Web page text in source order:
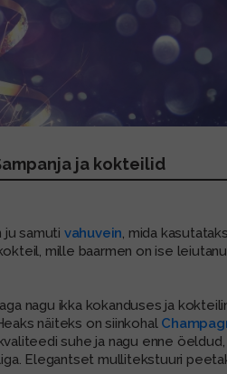
ja kokteilid
ju samuti vahuvein , mida
mille baarmen on ise
nagu ikka kokanduses ja
näiteks on siinkohal
suhe ja nagu enne
Elegantset mullitekstuuri